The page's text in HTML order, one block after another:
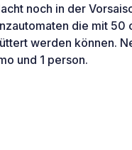
noch in der
die mit 50
werden können.
und 1 person.